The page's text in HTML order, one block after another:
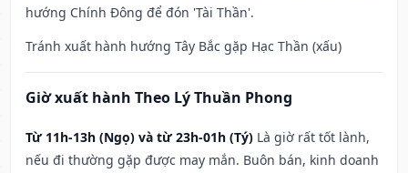
hướng Chính Đông để đón 'Tài Thần'.
Tránh xuất hành hướng Tây Bắc gặp Hạc Thần (xấu)
Giờ xuất hành Theo Lý Thuần Phong
Từ 11h-13h (Ngọ) và từ 23h-01h (Tý) Là giờ rất tốt lành,
nếu đi thường gặp được may mắn. Buôn bán, kinh doanh